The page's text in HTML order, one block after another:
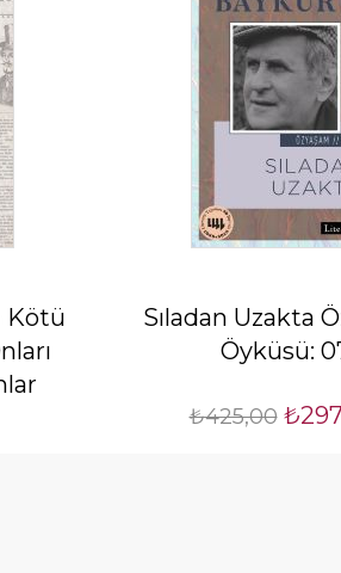
Kötü
Sıladan Uzakta
Öyküsü:
₺425,00